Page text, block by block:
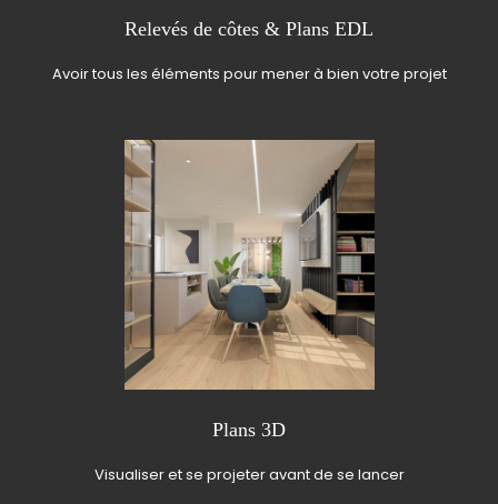
Relevés de côtes & Plans EDL
Avoir tous les éléments pour mener à bien votre projet
Plans 3D
Visualiser et se projeter avant de se lancer